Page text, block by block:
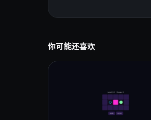
你可能还喜欢